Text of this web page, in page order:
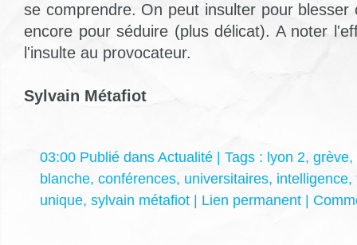
se comprendre. On peut insulter pour blesser
encore pour séduire (plus délicat). A noter
l'insulte au provocateur.
Sylvain Métafiot
03:00 Publié dans Actualité | Tags : lyon 2, grève,
blanche, conférences, universitaires, intelligence,
unique, sylvain métafiot Lien permanent